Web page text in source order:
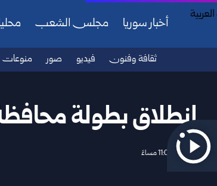
أخبار سوريا مجلس الشعب
ثقافة وفنون فيديو صور منوعات
انطلاق بطولة محافظة حلب
2026/04/10 11:00 مساءً